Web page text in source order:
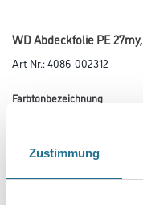
Zustimmung
WD Abdeckfolie PE
Art-Nr.:4086-002312
Farbtonbezeichnung
Länge in Millimeter